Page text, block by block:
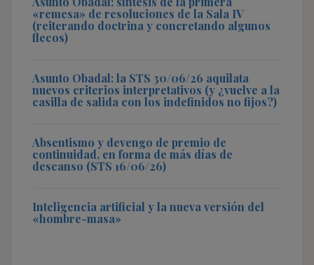
«remesa» de resoluciones de la Sala IV
(reiterando doctrina y concretando algunos
flecos)
Asunto Obadal: la STS 30/06/26 aquilata
nuevos criterios interpretativos (y ¿vuelve a la
casilla de salida con los indefinidos no fijos?)
Absentismo y devengo de premio de
continuidad, en forma de más días de
descanso (STS 16/06/26)
Inteligencia artificial y la nueva versión del
«hombre-masa»